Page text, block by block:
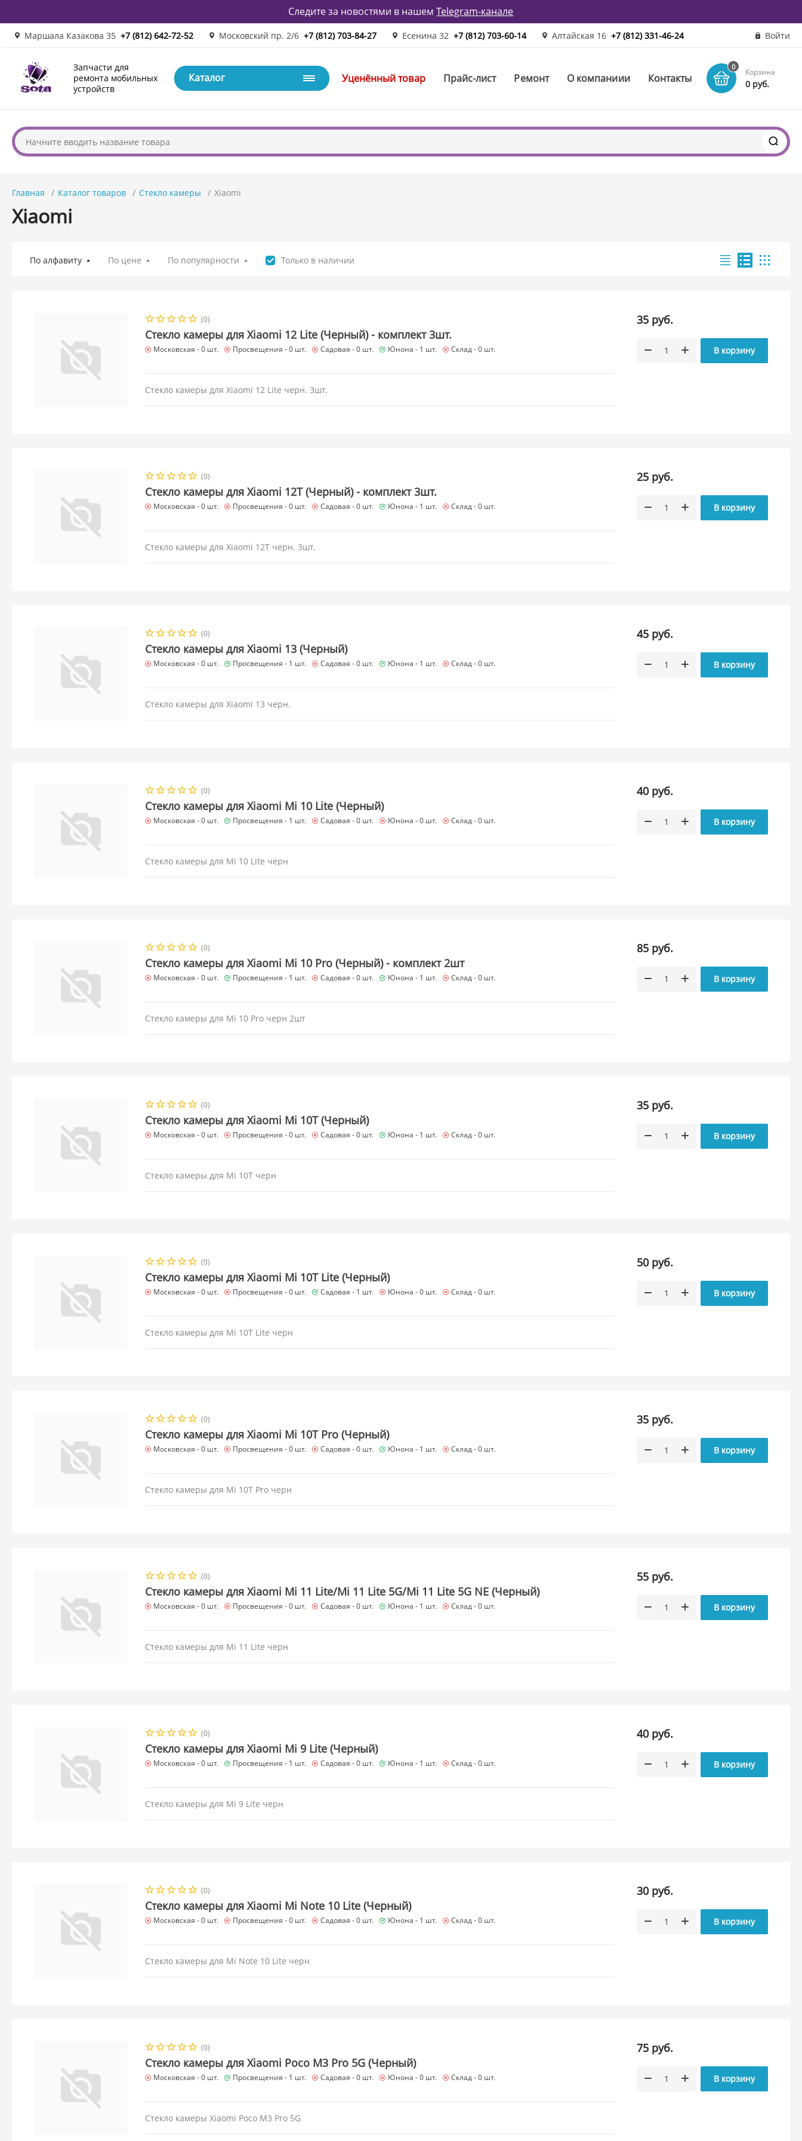
Следите за новостями в нашемTelegram-канале
Маршала Казакова 35 +7 (812) 642-72-52 Московский пр. 2/6 +7 (812) 703-84-27 Есенина 32 +7 (812) 703-60-14 Алтайская 16 +7 (812) 331-46-24 Войти
Запчасти для
ремонта мобильных
устройств
Каталог Уценённый товар Прайс-лист Ремонт О компаниии Контакты
0
Корзина
0 руб.
Главная Каталог товаров Стекло камеры Xiaomi
Xiaomi
По алфавиту По цене По популярности Только в наличии
(0)
Стекло камеры для Xiaomi 12 Lite (Черный) - комплект 3шт.
Московская -0 шт. Просвещения -0 шт. Садовая -0 шт. Юнона - 1 шт. Склад -0 шт.
Стекло камеры для Xiaomi 12 Lite черн. 3шт.
35 руб.
В корзину
(0)
Стекло камеры для Xiaomi 12T (Черный) - комплект 3шт.
Московская -0 шт. Просвещения -0 шт. Садовая -0 шт. Юнона - 1 шт. Склад -0 шт.
Стекло камеры для Xiaomi 12T черн. 3шт.
25 руб.
В корзину
(0)
Стекло камеры для Xiaomi 13 (Черный)
Московская -0 шт. Просвещения - 1 шт. Садовая -0 шт. Юнона - 1 шт. Склад -0 шт.
Стекло камеры для Xiaomi 13 черн.
45 руб.
В корзину
(0)
Стекло камеры для Xiaomi Mi 10 Lite (Черный)
Московская -0 шт. Просвещения - 1 шт. Садовая -0 шт. Юнона -0 шт. Склад -0 шт.
Стекло камеры для Mi 10 Lite черн
40 руб.
В корзину
(0)
Стекло камеры для Xiaomi Mi 10 Pro (Черный) - комплект 2шт
Московская -0 шт. Просвещения - 1 шт. Садовая -0 шт. Юнона - 1 шт. Склад -0 шт.
Стекло камеры для Mi 10 Pro черн 2шт
85 руб.
В корзину
(0)
Стекло камеры для Xiaomi Mi 10T (Черный)
Московская -0 шт. Просвещения -0 шт. Садовая -0 шт. Юнона - 1 шт. Склад -0 шт.
Стекло камеры для Mi 10T черн
35 руб.
В корзину
(0)
Стекло камеры для Xiaomi Mi 10T Lite (Черный)
Московская -0 шт. Просвещения -0 шт. Садовая - 1 шт. Юнона -0 шт. Склад -0 шт.
Стекло камеры для Mi 10T Lite черн
50 руб.
В корзину
(0)
Стекло камеры для Xiaomi Mi 10T Pro (Черный)
Московская -0 шт. Просвещения -0 шт. Садовая -0 шт. Юнона - 1 шт. Склад -0 шт.
Стекло камеры для Mi 10T Pro черн
35 руб.
В корзину
(0)
Стекло камеры для Xiaomi Mi 11 Lite/Mi 11 Lite 5G/Mi 11 Lite 5G NE (Черный)
Московская -0 шт. Просвещения -0 шт. Садовая -0 шт. Юнона - 1 шт. Склад -0 шт.
Стекло камеры для Mi 11 Lite черн
55 руб.
В корзину
(0)
Стекло камеры для Xiaomi Mi 9 Lite (Черный)
Московская -0 шт. Просвещения - 1 шт. Садовая -0 шт. Юнона - 1 шт. Склад -0 шт.
Стекло камеры для Mi 9 Lite черн
40 руб.
В корзину
(0)
Стекло камеры для Xiaomi Mi Note 10 Lite (Черный)
Московская -0 шт. Просвещения -0 шт. Садовая -0 шт. Юнона - 1 шт. Склад -0 шт.
Стекло камеры для Mi Note 10 Lite черн
30 руб.
В корзину
(0)
Стекло камеры для Xiaomi Poco M3 Pro 5G (Черный)
Московская -0 шт. Просвещения - 1 шт. Садовая -0 шт. Юнона -0 шт. Склад -0 шт.
Стекло камеры Xiaomi Poco M3 Pro 5G
75 руб.
В корзину